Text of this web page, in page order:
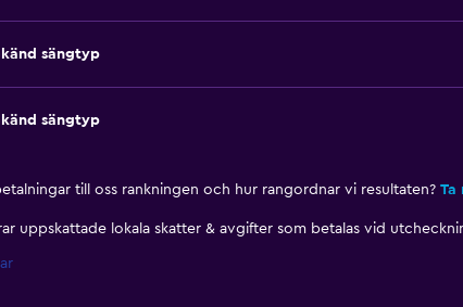
sängtyp
sängtyp
till oss rankningen och hur rangordnar vi resultaten? Ta
uppskattade lokala skatter & avgifter som betalas vid